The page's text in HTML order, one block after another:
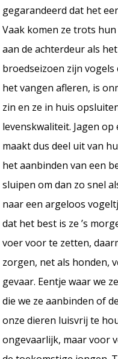
gegarandeerd dat het
Vaak komen ze trots
aan de achterdeur als
broedseizoen zijn
het vangen afleren, is
zin en ze in huis
levenskwaliteit. Jagen
maakt dus deel uit van
het aanbinden van een
sluipen om dan zo snel
naar een argeloos
dat het best is ze ’s
voer voor te zetten,
zorgen, net als honden,
gevaar. Eentje waar we
die we ze aanbinden of
onze dieren luisvrij te
ongevaarlijk, maar voor